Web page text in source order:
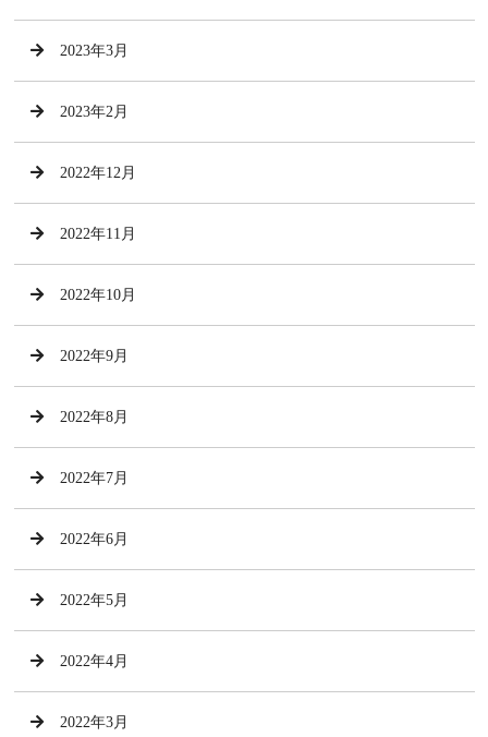
2023年3月
2023年2月
2022年12月
2022年11月
2022年10月
2022年9月
2022年8月
2022年7月
2022年6月
2022年5月
2022年4月
2022年3月